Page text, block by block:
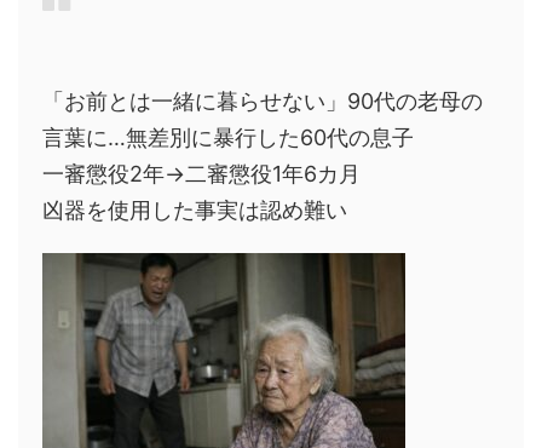
「お前とは一緒に暮らせない」90代の老母の
言葉に…無差別に暴行した60代の息子
一審懲役2年→二審懲役1年6カ月
凶器を使用した事実は認め難い